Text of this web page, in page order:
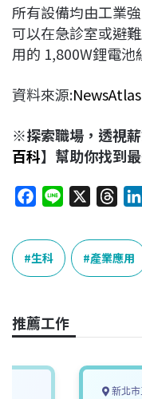
所有設備均由工業
可以在急診室或避
用的 1,800W鋰電池
資料來源:NewsAtlas
※探索職場，透視
百科】幫助你找到
c
e
b
o
k
e
r
e
a
生科 產業應用
推薦工作
新北